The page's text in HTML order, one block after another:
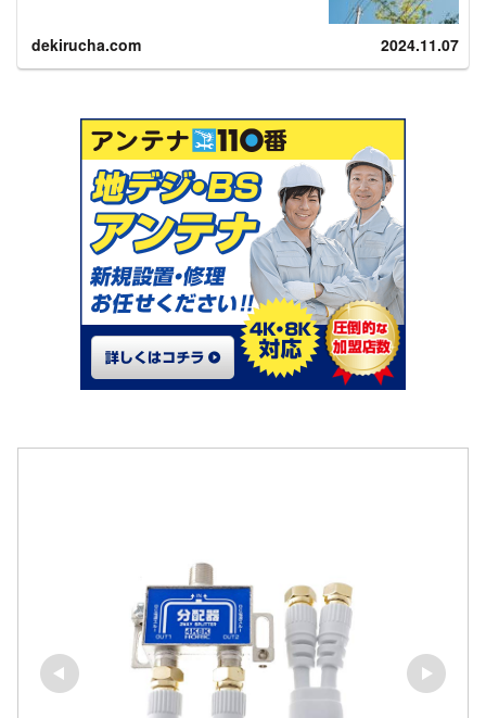
dekirucha.com 2024.11.07